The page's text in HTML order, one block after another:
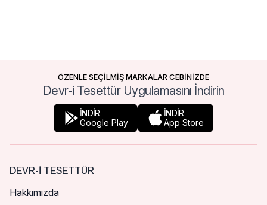
ÖZENLE SEÇİLMİŞ MARKALAR CEBİNİZDE
Devr-i Tesettür Uygulamasını İndirin
İNDİR
Google Play
İNDİR
App Store
DEVR-I TESETTÜR
Hakkımızda